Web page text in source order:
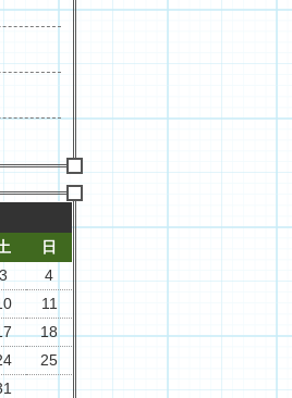
日
3
4
11
18
25